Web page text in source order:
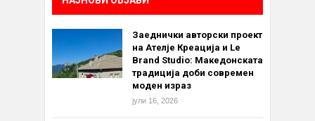
Заеднички авторски проект
на Ателје Креација и Le
Brand Studio: Македонската
традиција доби современ
моден израз
јули 16, 2026